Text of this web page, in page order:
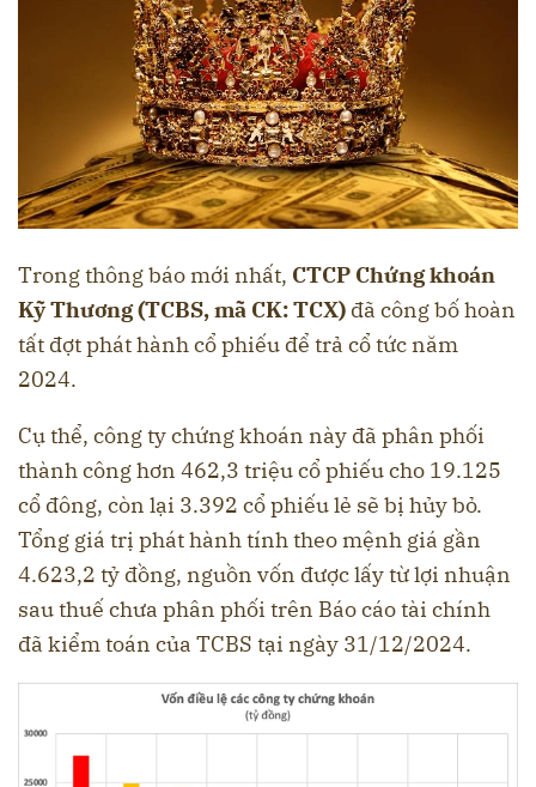
Trong thông báo mới nhất, CTCP Chứng khoán
Kỹ Thương (TCBS, mã CK: TCX) đã công bố hoàn
tất đợt phát hành cổ phiếu để trả cổ tức năm
2024.
Cụ thể, công ty chứng khoán này đã phân phối
thành công hơn 462,3 triệu cổ phiếu cho 19.125
cổ đông, còn lại 3.392 cổ phiếu lẻ sẽ bị hủy bỏ.
Tổng giá trị phát hành tính theo mệnh giá gần
4.623,2 tỷ đồng, nguồn vốn được lấy từ lợi nhuận
sau thuế chưa phân phối trên Báo cáo tài chính
đã kiểm toán của TCBS tại ngày 31/12/2024.